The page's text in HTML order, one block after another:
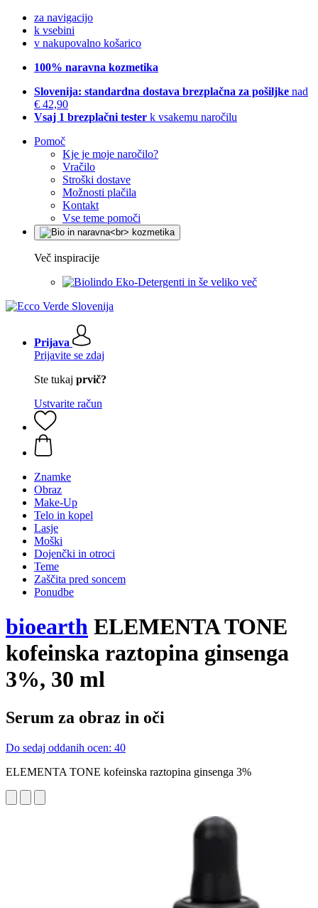
za navigacijo
k vsebini
v nakupovalno košarico
100% naravna kozmetika
Slovenija: standardna dostava brezplačna za pošiljke nad
€ 42,90
Vsaj 1 brezplačni tester k vsakemu naročilu
Pomoč
Kje je moje naročilo?
Vračilo
Stroški dostave
Možnosti plačila
Kontakt
Vse teme pomoči
Več inspiracije
Eko-Detergenti in še veliko več
Prijava
Prijavite se zdaj
Ste tukaj prvič?
Ustvarite račun
Znamke
Obraz
Make-Up
Telo in kopel
Lasje
Moški
Dojenčki in otroci
Teme
Zaščita pred soncem
Ponudbe
bioearth ELEMENTA TONE
kofeinska raztopina ginsenga
3%, 30 ml
Serum za obraz in oči
Do sedaj oddanih ocen: 40
ELEMENTA TONE kofeinska raztopina ginsenga 3%